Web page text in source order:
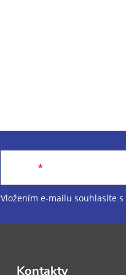
Vložením e-mailu souhlasíte s
Kontakty